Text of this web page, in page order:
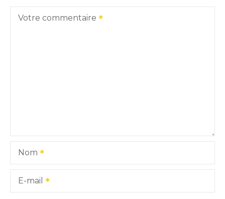
Votre commentaire
Nom
E-mail